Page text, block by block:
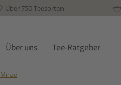
Über 750 Teesorten
Über uns Tee-Ratgeber
Minze